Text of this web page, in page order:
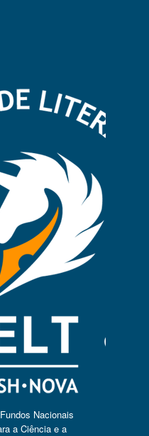
Nacionais
a Ciência e a